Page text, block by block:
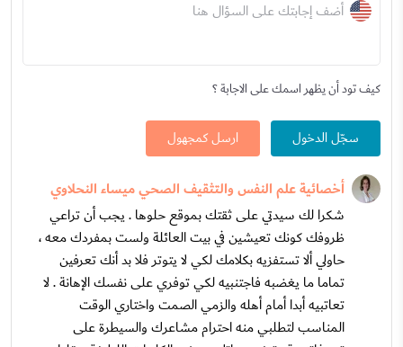
أضف إجابتك على السؤال هنا
كيف تود أن يظهر اسمك على الاجابة ؟
سجّل الدخول ارسل كمجهول
أخصائية علم النفس والتثقيف الصحي ميساء النحلاوي
شكرا لك سيدتي على ثقتك بموقع حلوها . يجب أن تراعي
ظروفك كونك تعيشين في بيت العائلة ولست بمفردك معه ،
حاولي ألا تستفزيه بكلامك لكي لا يتوتر فلا بد أنك تعرفين
تماما ما يغضبه فاجتنبيه لكي توفري على نفسك الإهانة . لا
تعاتبيه أبدا أمام أهله والزمي الصمت واختاري الوقت
المناسب لتطلبي منه احترام مشاعرك والسيطرة على